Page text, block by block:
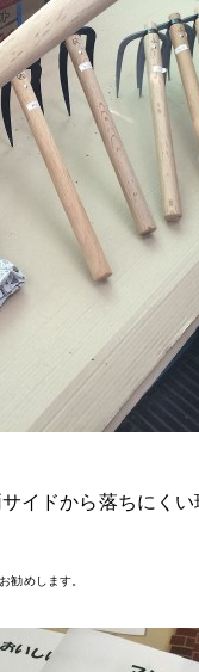
イドから落ちにく
勧めします。